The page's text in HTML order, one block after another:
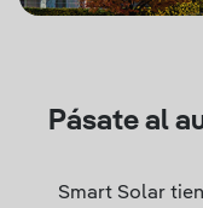
Pásate al
Smart Solar